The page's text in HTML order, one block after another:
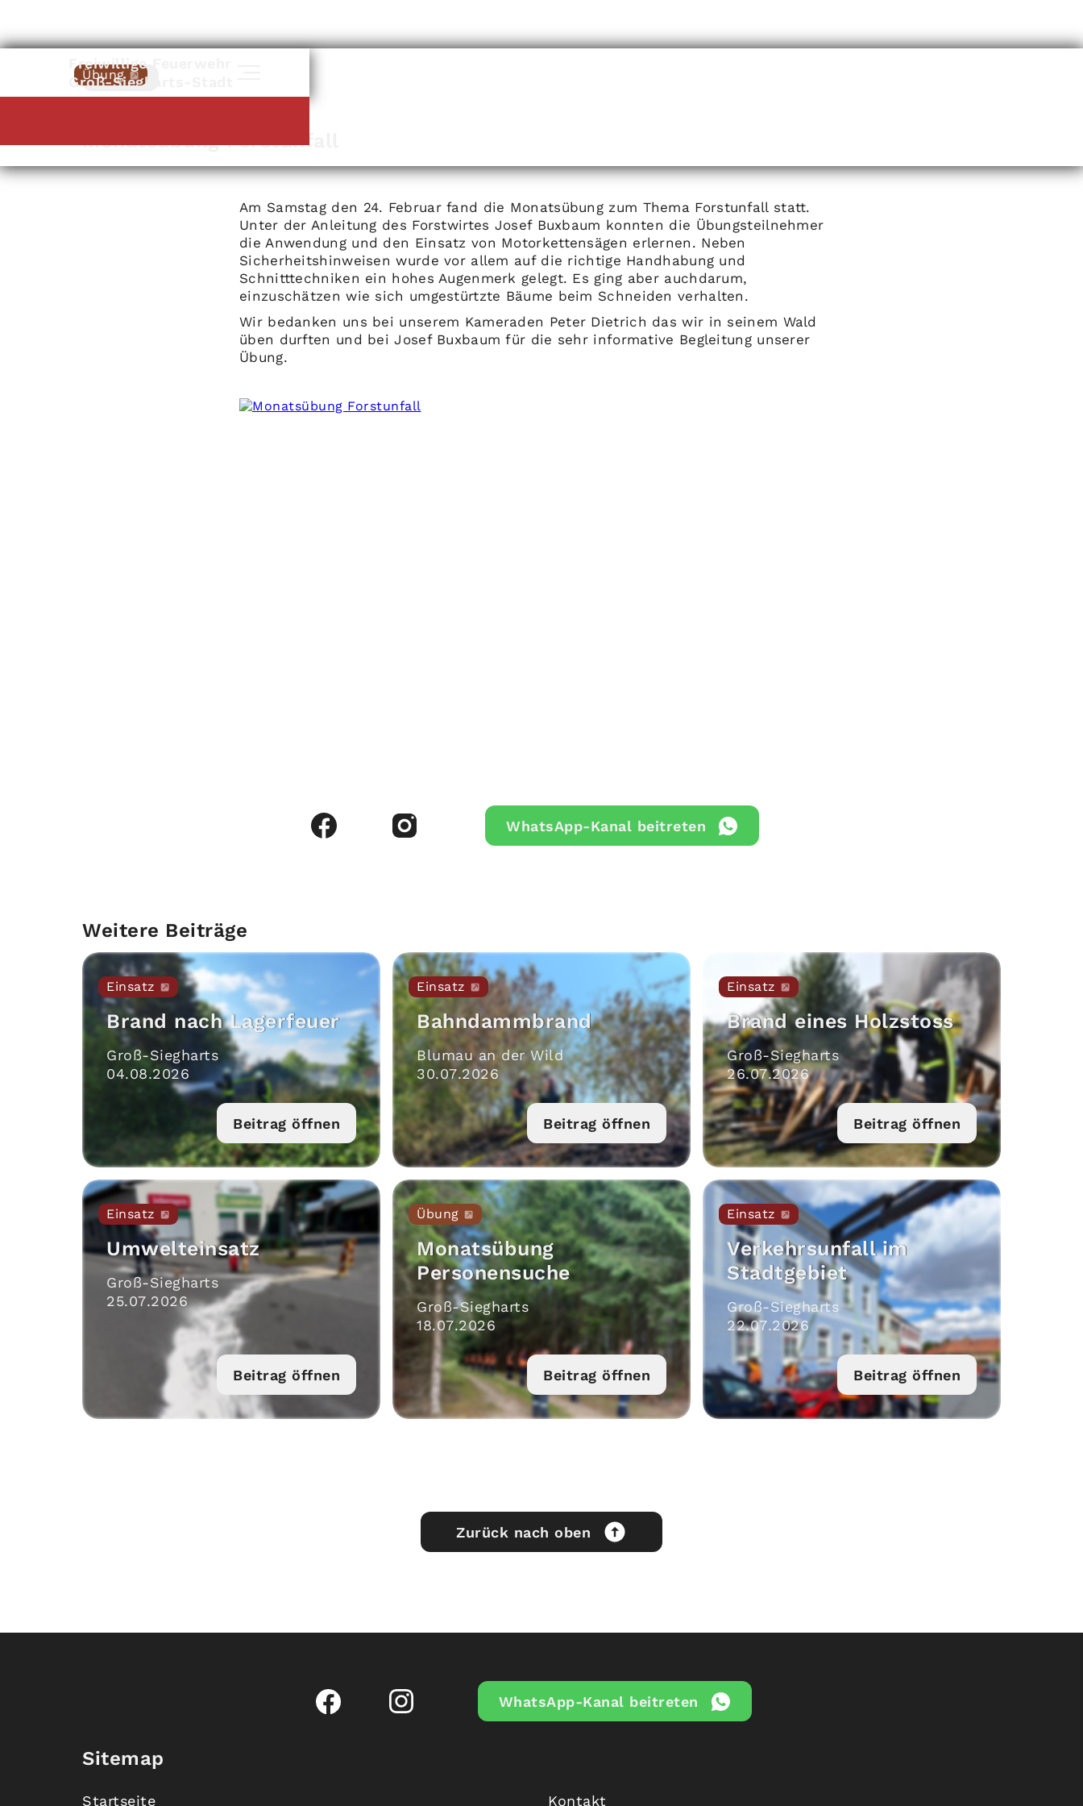
Freiwillige Feuerwehr
Groß-Siegharts-Stadt
Übung
Monatsübung Forstunfall
Zurück
Am Samstag den 24. Februar fand die Monatsübung zum Thema Forstunfall statt.
Unter der Anleitung des Forstwirtes Josef Buxbaum konnten die Übungsteilnehmer
die Anwendung und den Einsatz von Motorkettensägen erlernen. Neben
Sicherheitshinweisen wurde vor allem auf die richtige Handhabung und
Schnitttechniken ein hohes Augenmerk gelegt. Es ging aber auchdarum,
einzuschätzen wie sich umgestürtzte Bäume beim Schneiden verhalten.
Wir bedanken uns bei unserem Kameraden Peter Dietrich das wir in seinem Wald
üben durften und bei Josef Buxbaum für die sehr informative Begleitung unserer
Übung.
WhatsApp-Kanal beitreten
Weitere Beiträge
Einsatz
Brand nach Lagerfeuer
Groß-Siegharts
04.08.2026
Beitrag öffnen
Einsatz
Bahndammbrand
Blumau an der Wild
30.07.2026
Beitrag öffnen
Einsatz
Brand eines Holzstoss
Groß-Siegharts
26.07.2026
Beitrag öffnen
Einsatz
Umwelteinsatz
Groß-Siegharts
25.07.2026
Beitrag öffnen
Übung
Monatsübung
Personensuche
Groß-Siegharts
18.07.2026
Beitrag öffnen
Einsatz
Verkehrsunfall im
Stadtgebiet
Groß-Siegharts
22.07.2026
Beitrag öffnen
Zurück nach oben
WhatsApp-Kanal beitreten
Sitemap
Startseite Kontakt